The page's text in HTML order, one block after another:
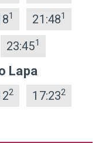
1 21:481
23:451
Lapa
2 17:232